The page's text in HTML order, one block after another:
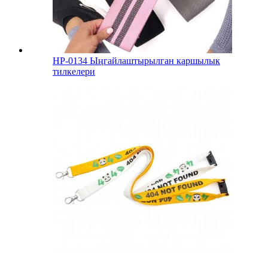
HP-0134 Ыңгайлаштырылган каршылык
тилкелери